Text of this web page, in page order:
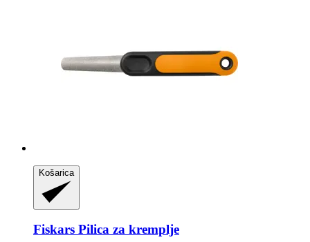
Košarica
Fiskars Pilica za kremplje